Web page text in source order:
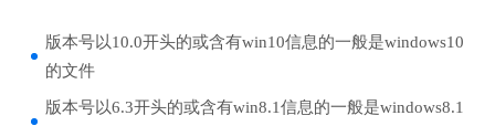
版本号以10.0开头的或含有win10信息的一般是windows10
的文件
版本号以6.3开头的或含有win8.1信息的一般是windows8.1